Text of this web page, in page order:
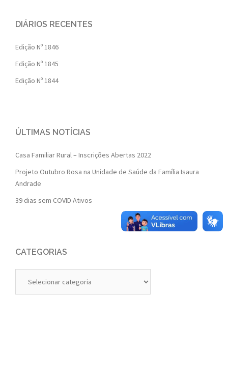
DIÁRIOS RECENTES
Edição Nº 1846
Edição Nº 1845
Edição Nº 1844
ÚLTIMAS NOTÍCIAS
Casa Familiar Rural – Inscrições Abertas 2022
Projeto Outubro Rosa na Unidade de Saúde da Família Isaura
Andrade
39 dias sem COVID Ativos
CATEGORIAS